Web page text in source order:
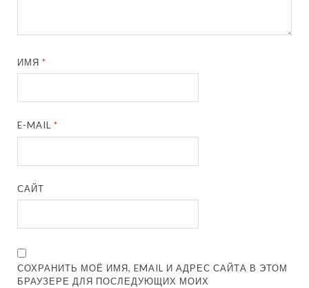
ИМЯ*
E-MAIL*
САЙТ
СОХРАНИТЬ МОЁ ИМЯ, EMAIL И АДРЕС САЙТА В ЭТОМ
БРАУЗЕРЕ ДЛЯ ПОСЛЕДУЮЩИХ МОИХ